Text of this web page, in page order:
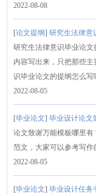
2022-08-08
[论文提纲]研究生法律意
研究生法律意识毕业论
内容写出来，只把那些
识毕业论文的提纲怎么写
2022-08-05
[毕业论文]毕业设计论文
论文致谢万能模板哪里
范文，大家可以参考写作
2022-08-05
[毕业论文]毕业设计任务